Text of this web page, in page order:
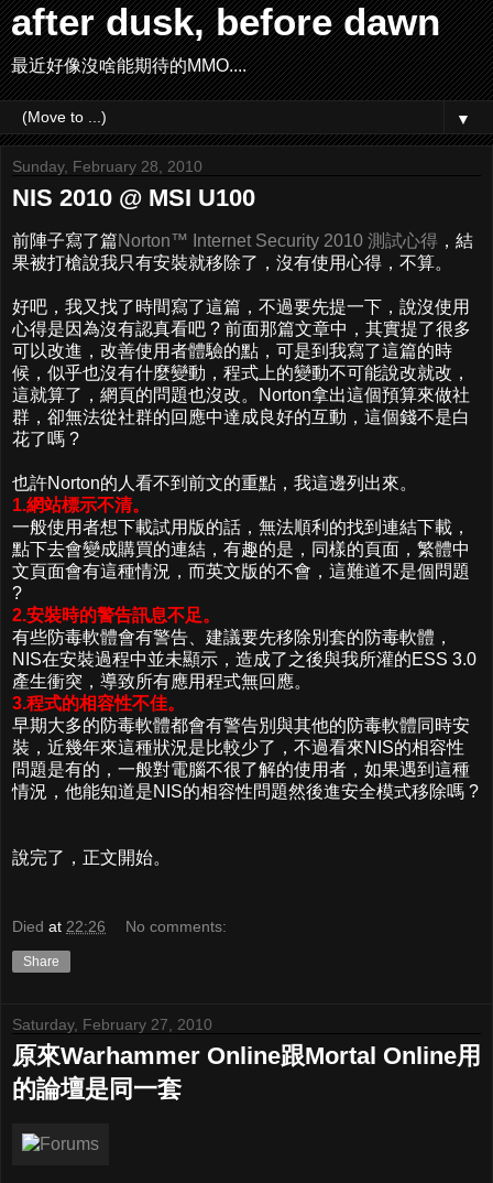
after dusk, before dawn
最近好像沒啥能期待的MMO....
▼
Sunday, February 28, 2010
NIS 2010 @ MSI U100
前陣子寫了篇Norton™ Internet Security 2010 測試心得 ，結
果被打槍說我只有安裝就移除了，沒有使用心得，不算。
好吧，我又找了時間寫了這篇，不過要先提一下，說沒使用
心得是因為沒有認真看吧 ? 前面那篇文章中，其實提了很多
可以改進，改善使用者體驗的點，可是到我寫了這篇的時
候，似乎也沒有什麼變動，程式上的變動不可能說改就改，
這就算了，網頁的問題也沒改。Norton拿出這個預算來做社
群，卻無法從社群的回應中達成良好的互動，這個錢不是白
花了嗎 ?
也許Norton的人看不到前文的重點，我這邊列出來。
1.網站標示不清。
一般使用者想下載試用版的話，無法順利的找到連結下載，
點下去會變成購買的連結，有趣的是，同樣的頁面，繁體中
文頁面會有這種情況，而英文版的不會，這難道不是個問題
?
2.安裝時的警告訊息不足。
有些防毒軟體會有警告、建議要先移除別套的防毒軟體，
NIS在安裝過程中並未顯示，造成了之後與我所灌的ESS 3.0
產生衝突，導致所有應用程式無回應。
3.程式的相容性不佳。
早期大多的防毒軟體都會有警告別與其他的防毒軟體同時安
裝，近幾年來這種狀況是比較少了，不過看來NIS的相容性
問題是有的，一般對電腦不很了解的使用者，如果遇到這種
情況，他能知道是NIS的相容性問題然後進安全模式移除嗎 ?
說完了，正文開始。
Died at 22:26 No comments:
Share
Saturday, February 27, 2010
原來Warhammer Online跟Mortal Online用
的論壇是同一套